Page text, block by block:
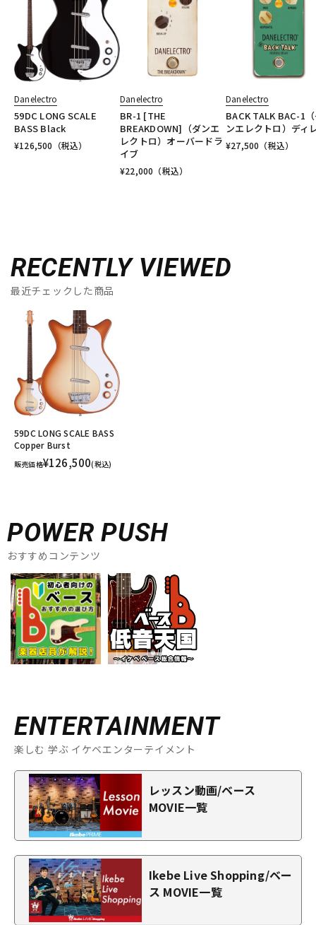
Danelectro
59DC LONG SCALE
BASS Black
¥126,500 （税込）
Danelectro
BR-1 [THE
BREAKDOWN]（ダンエ
レクトロ）オーバードラ
イブ
¥22,000 （税込）
Danelectro
BACK TALK BAC-1
ンエレクトロ）ディ
¥27,500 （税込）
RECENTLY VIEWED
最近チェックした商品
59DC LONG SCALE BASS
Copper Burst
販売価格¥126,500(税込)
POWER PUSH
おすすめコンテンツ
ENTERTAINMENT
楽しむ 学ぶ イケベエンターテイメント
レッスン動画/ベース
MOVIE一覧
Ikebe Live Shopping/ベー
ス MOVIE一覧